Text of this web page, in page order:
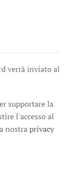
verrà inviato al
supportare la
l'accesso al
nostraprivacy